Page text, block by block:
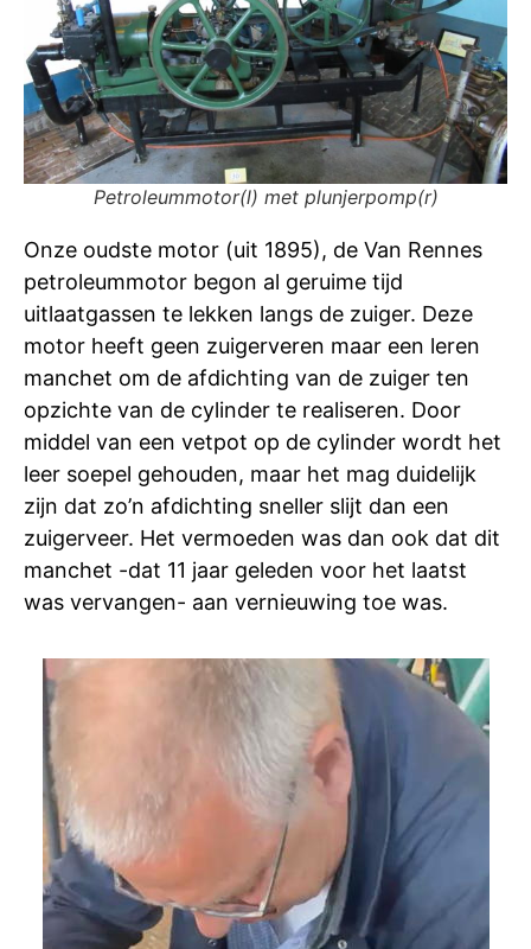
Petroleummotor(l) met plunjerpomp(r)
Onze oudste motor (uit 1895), de Van Rennes
petroleummotor begon al geruime tijd
uitlaatgassen te lekken langs de zuiger. Deze
motor heeft geen zuigerveren maar een leren
manchet om de afdichting van de zuiger ten
opzichte van de cylinder te realiseren. Door
middel van een vetpot op de cylinder wordt het
leer soepel gehouden, maar het mag duidelijk
zijn dat zo’n afdichting sneller slijt dan een
zuigerveer. Het vermoeden was dan ook dat dit
manchet -dat 11 jaar geleden voor het laatst
was vervangen- aan vernieuwing toe was.